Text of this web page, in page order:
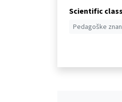
Scientific
Pedagoške